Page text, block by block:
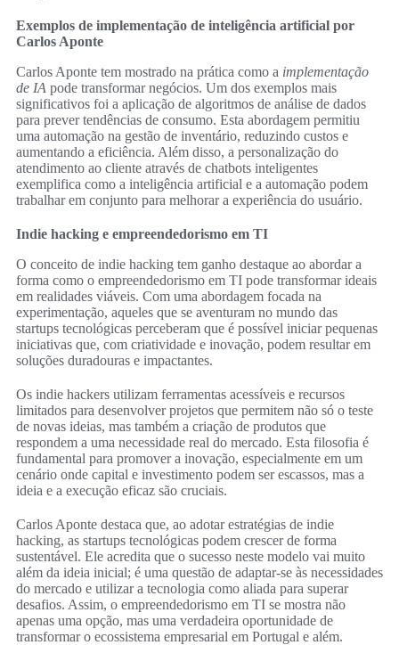
Exemplos de implementação de inteligência artificial por
Carlos Aponte
Carlos Aponte tem mostrado na prática como a implementação
de IA pode transformar negócios. Um dos exemplos mais
significativos foi a aplicação de algoritmos de análise de dados
para prever tendências de consumo. Esta abordagem permitiu
uma automação na gestão de inventário, reduzindo custos e
aumentando a eficiência. Além disso, a personalização do
atendimento ao cliente através de chatbots inteligentes
exemplifica como a inteligência artificial e a automação podem
trabalhar em conjunto para melhorar a experiência do usuário.
Indie hacking e empreendedorismo em TI
O conceito de indie hacking tem ganho destaque ao abordar a
forma como o empreendedorismo em TI pode transformar ideais
em realidades viáveis. Com uma abordagem focada na
experimentação, aqueles que se aventuram no mundo das
startups tecnológicas perceberam que é possível iniciar pequenas
iniciativas que, com criatividade e inovação, podem resultar em
soluções duradouras e impactantes.
Os indie hackers utilizam ferramentas acessíveis e recursos
limitados para desenvolver projetos que permitem não só o teste
de novas ideias, mas também a criação de produtos que
respondem a uma necessidade real do mercado. Esta filosofia é
fundamental para promover a inovação, especialmente em um
cenário onde capital e investimento podem ser escassos, mas a
ideia e a execução eficaz são cruciais.
Carlos Aponte destaca que, ao adotar estratégias de indie
hacking, as startups tecnológicas podem crescer de forma
sustentável. Ele acredita que o sucesso neste modelo vai muito
além da ideia inicial; é uma questão de adaptar-se às necessidades
do mercado e utilizar a tecnologia como aliada para superar
desafios. Assim, o empreendedorismo em TI se mostra não
apenas uma opção, mas uma verdadeira oportunidade de
transformar o ecossistema empresarial em Portugal e além.